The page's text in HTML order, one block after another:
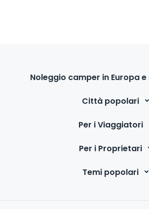
Noleggio camper in Europa
Città popolari
Per i Viaggiatori
Per i Proprietari
Temi popolari